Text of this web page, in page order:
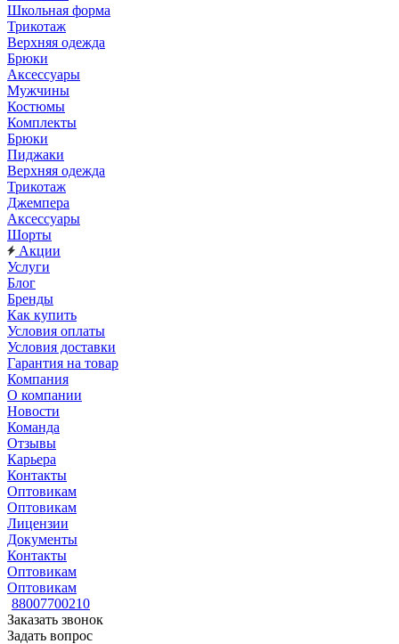
Школьная форма
Трикотаж
Верхняя одежда
Брюки
Аксессуары
Мужчины
Костюмы
Комплекты
Брюки
Пиджаки
Верхняя одежда
Трикотаж
Джемпера
Аксессуары
Шорты
Акции
Услуги
Блог
Бренды
Как купить
Условия оплаты
Условия доставки
Гарантия на товар
Компания
О компании
Новости
Команда
Отзывы
Карьера
Контакты
Оптовикам
Оптовикам
Лицензии
Документы
Контакты
Оптовикам
Оптовикам
88007700210
Заказать звонок
Задать вопрос